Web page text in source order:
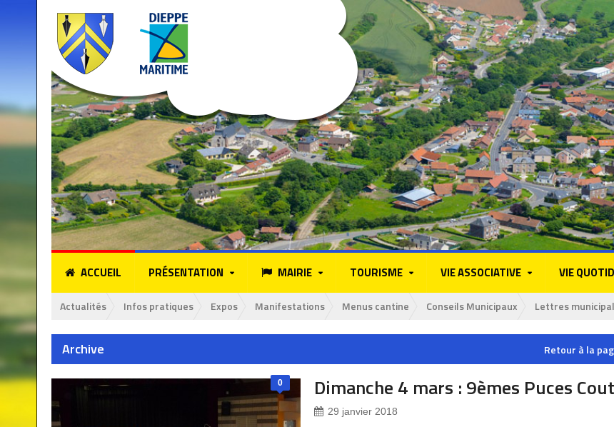
ACCUEIL PRÉSENTATION MAIRIE TOURISME VIE ASSOCIATIVE VIE
Actualités Infos pratiques Expos Manifestations Menus cantine Conseils Municipaux Lettres
Archive Retour à la
0 Dimanche 4 mars : 9èmes Puces
29 janvier 2018